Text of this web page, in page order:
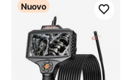
Nuovo